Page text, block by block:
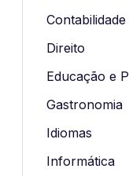
Direito
Educação e
Gastronomia
Idiomas
Informática